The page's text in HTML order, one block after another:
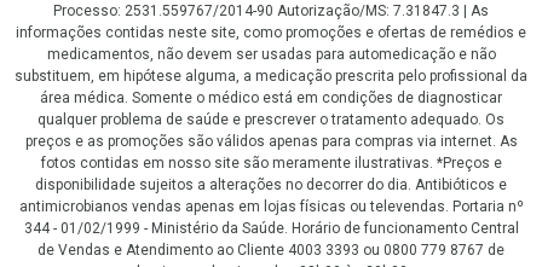
Processo: 2531.559767/2014-90 Autorização/MS: 7.31847.3 | As
informações contidas neste site, como promoções e ofertas de remédios e
medicamentos, não devem ser usadas para automedicação e não
substituem, em hipótese alguma, a medicação prescrita pelo profissional da
área médica. Somente o médico está em condições de diagnosticar
qualquer problema de saúde e prescrever o tratamento adequado. Os
preços e as promoções são válidos apenas para compras via internet. As
fotos contidas em nosso site são meramente ilustrativas. *Preços e
disponibilidade sujeitos a alterações no decorrer do dia. Antibióticos e
antimicrobianos vendas apenas em lojas físicas ou televendas. Portaria nº
344 - 01/02/1999 - Ministério da Saúde. Horário de funcionamento Central
de Vendas e Atendimento ao Cliente 4003 3393 ou 0800 779 8767 de